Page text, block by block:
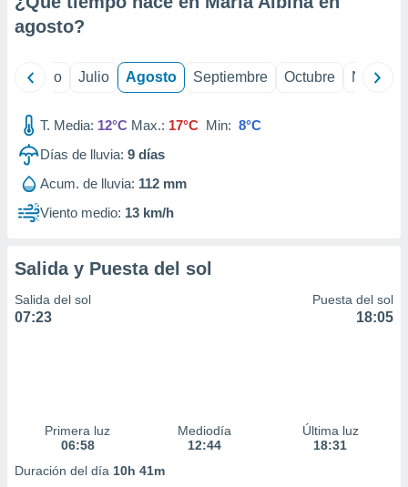
e
publicidad
publicidad
de
agosto?
Junio Julio Agosto Septiembre Octubre
T. Media: 12°C Max.: 17°C Min: 8°C
Días de lluvia: 9 días
Acum. de lluvia: 112 mm
Viento medio: 13 km/h
Salida y Puesta del sol
Salida del sol
07:23
Puesta del sol
18:05
Primera luz
06:58
Mediodía
12:44
Última luz
18:31
Duración del día 10h 41m